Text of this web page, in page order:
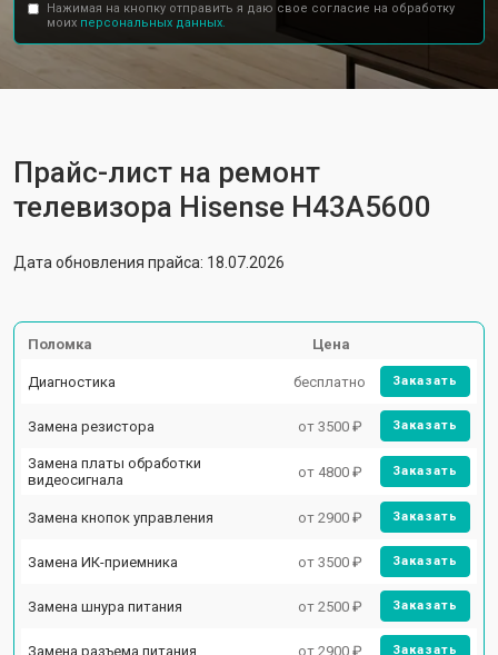
Нажимая на кнопку отправить я даю свое согласие на обработку
моих персональных данных.
Прайс-лист на ремонт
телевизора Hisense H43A5600
Дата обновления прайса: 18.07.2026
Поломка Цена
Диагностика бесплатно Заказать
Замена резистора от 3500 ₽ Заказать
Замена платы обработки
видеосигнала
от 4800 ₽ Заказать
Замена кнопок управления от 2900 ₽ Заказать
Замена ИК-приемника от 3500 ₽ Заказать
Замена шнура питания от 2500 ₽ Заказать
Замена разъема питания от 2900 ₽ Заказать